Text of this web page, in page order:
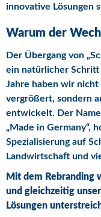
innovative Lösungen
Warum der
Der Übergang von
ein natürlicher
Jahre haben wir
vergrößert, sondern
entwickelt. Der
„Made in Germany“,
Spezialisierung auf
Landwirtschaft und
Mit dem Rebranding
und gleichzeitig
Lösungen